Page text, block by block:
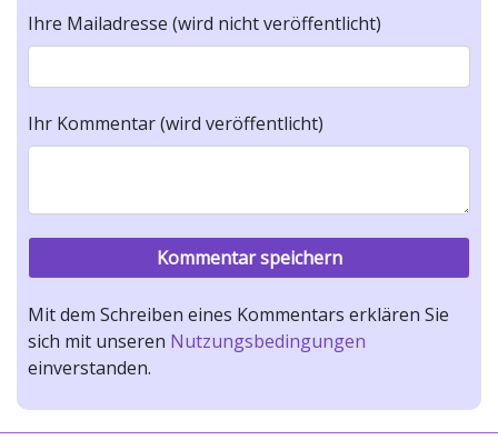
Ihre Mailadresse (wird nicht veröffentlicht)
Ihr Kommentar (wird veröffentlicht)
Mit dem Schreiben eines Kommentars erklären Sie
sich mit unseren Nutzungsbedingungen
einverstanden.